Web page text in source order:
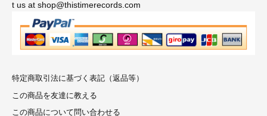
t us at shop@thistimerecords.com
特定商取引法に基づく表記（返品等）
この商品を友達に教える
この商品について問い合わせる